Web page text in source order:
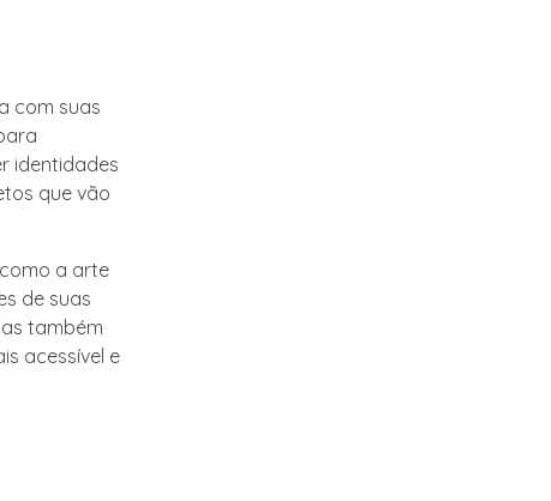
com suas
identidades
que vão
a arte
de suas
também
acessível e